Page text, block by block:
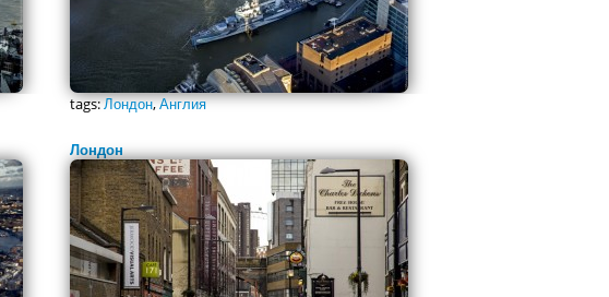
tags:Лондон,Англия
Лондон